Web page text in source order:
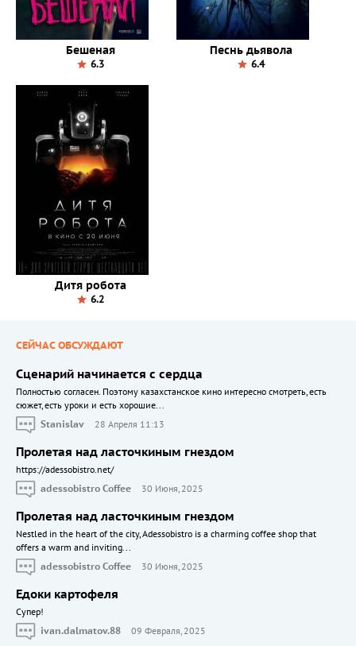
Бешеная
6.3
Песнь дьявола
6.4
Дитя робота
6.2
СЕЙЧАС ОБСУЖДАЮТ
Сценарий начинается с сердца
Полностью согласен. Поэтому казахстанское кино интересно смотреть, есть
сюжет, есть уроки и есть хорошие...
Stanislav
28 Апреля 11:13
Пролетая над ласточкиным гнездом
https://adessobistro.net/
adessobistro Coffee
30 Июня, 2025
Пролетая над ласточкиным гнездом
Nestled in the heart of the city, Adessobistro is a charming coffee shop that
offers a warm and inviting...
adessobistro Coffee
30 Июня, 2025
Едоки картофеля
Cупер!
ivan.dalmatov.88
09 Февраля, 2025